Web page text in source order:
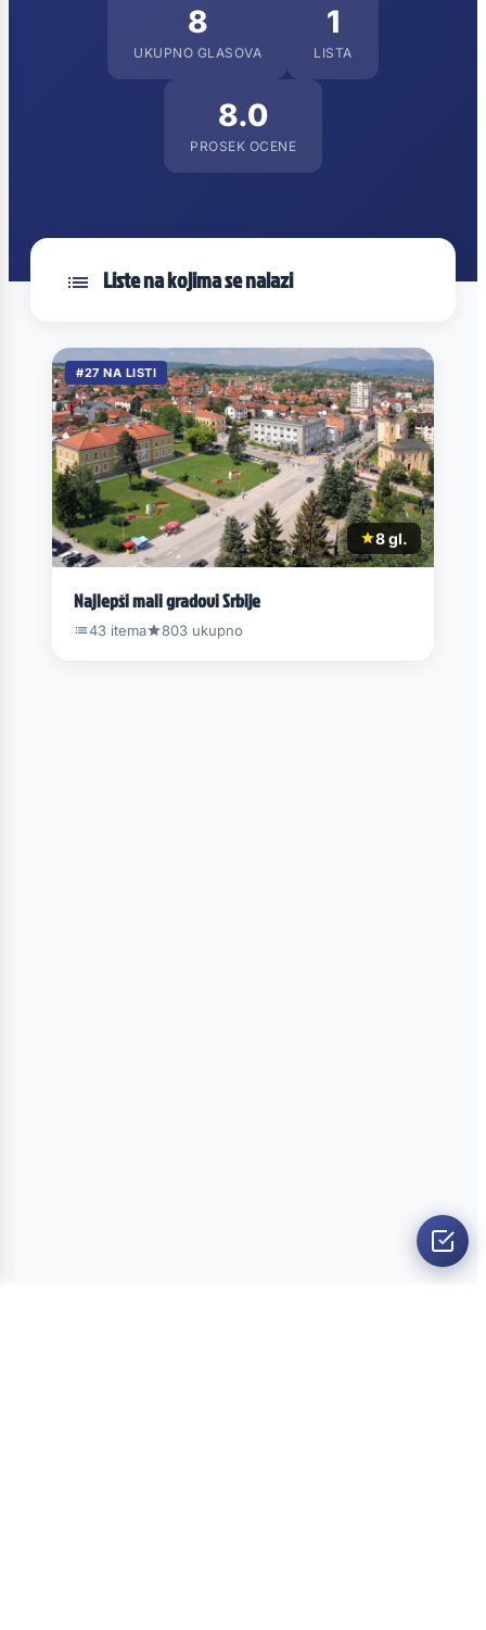
8
UKUPNO GLASOVA
1
LISTA
8.0
PROSEK OCENE
Liste na kojima se nalazi
#27 NA LISTI
8 gl.
Najlepši mali gradovi Srbije
43 itema 803 ukupno